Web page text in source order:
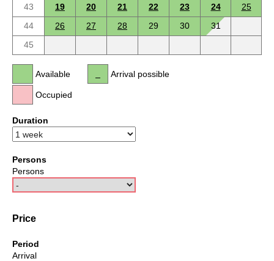
43
19 20 21 22 23 24
25
44
26 27 28 29 30
31
45
Available
Occupied
Arrival possible
Duration
Persons
Persons
Price
Period
Arrival